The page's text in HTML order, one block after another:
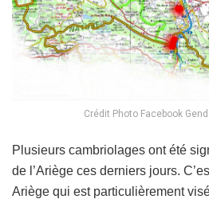
Crédit Photo Facebook
Plusieurs cambriolages ont été
de l’Ariège ces derniers jours.
Ariège qui est particulièrement